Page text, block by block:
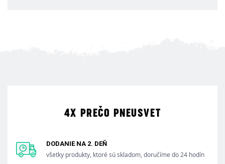
4X PREČO PNEUSVET
DODANIE NA 2. DEŇ
všetky produkty, ktoré sú skladom, doručíme do 24 hodín